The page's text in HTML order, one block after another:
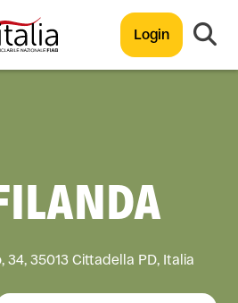
Login
34, 35013 Cittadella PD, Italia